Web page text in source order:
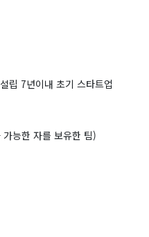
립 7년이내 초기 스타트업
능한 자를 보유한 팀)